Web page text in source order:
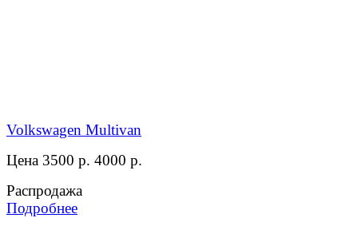
Volkswagen Multivan
Цена 3500 р. 4000 р.
Распродажа
Подробнее